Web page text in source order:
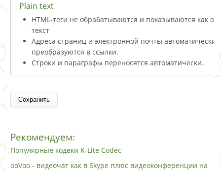
Plain text
HTML-теги не обрабатываются и показываются как
текст
Адреса страниц и электронной почты автоматически
преобразуются в ссылки.
Строки и параграфы переносятся автоматически.
Рекомендуем:
Популярные кодеки K-Lite Codec
ooVoo - видеочат как в Skype плюс видеоконференции на